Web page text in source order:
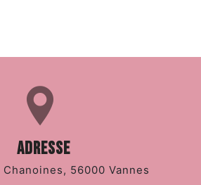
Adresse
Chanoines, 56000 Vannes